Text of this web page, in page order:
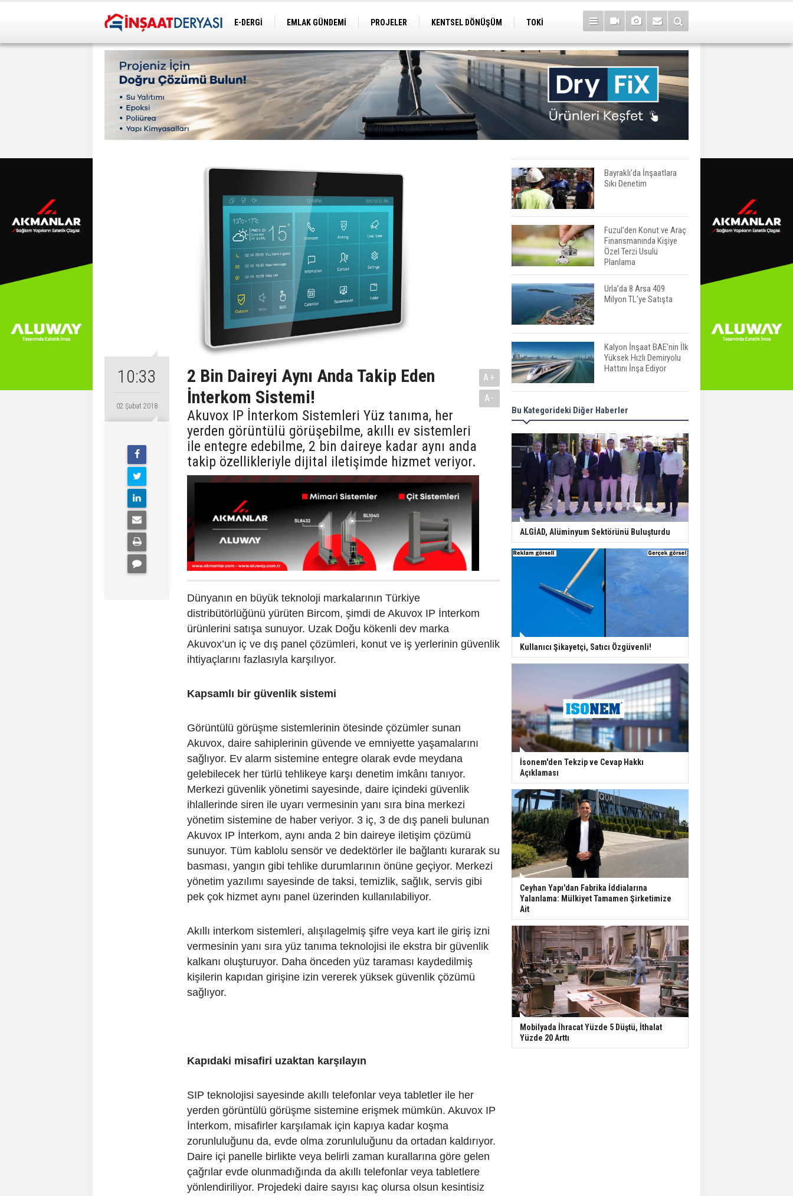
E-DERGİ EMLAK GÜNDEMİ PROJELER KENTSEL DÖNÜŞÜM
TOKİ
10:33
02 Şubat 2018
2 Bin Daireyi Aynı Anda Takip Eden
İnterkom Sistemi!
Akuvox IP İnterkom Sistemleri Yüz tanıma, her
yerden görüntülü görüşebilme, akıllı ev sistemleri
ile entegre edebilme, 2 bin daireye kadar aynı anda
takip özellikleriyle dijital iletişimde hizmet veriyor.
A+
A-
Dünyanın en büyük teknoloji markalarının Türkiye
distribütörlüğünü yürüten Bircom, şimdi de Akuvox IP İnterkom
ürünlerini satışa sunuyor. Uzak Doğu kökenli dev marka
Akuvox’un iç ve dış panel çözümleri, konut ve iş yerlerinin güvenlik
ihtiyaçlarını fazlasıyla karşılıyor.
Kapsamlı bir güvenlik sistemi
Görüntülü görüşme sistemlerinin ötesinde çözümler sunan
Akuvox, daire sahiplerinin güvende ve emniyette yaşamalarını
sağlıyor. Ev alarm sistemine entegre olarak evde meydana
gelebilecek her türlü tehlikeye karşı denetim imkânı tanıyor.
Merkezi güvenlik yönetimi sayesinde, daire içindeki güvenlik
ihlallerinde siren ile uyarı vermesinin yanı sıra bina merkezi
yönetim sistemine de haber veriyor. 3 iç, 3 de dış paneli bulunan
Akuvox IP İnterkom, aynı anda 2 bin daireye iletişim çözümü
sunuyor. Tüm kablolu sensör ve dedektörler ile bağlantı kurarak su
basması, yangın gibi tehlike durumlarının önüne geçiyor. Merkezi
yönetim yazılımı sayesinde de taksi, temizlik, sağlık, servis gibi
pek çok hizmet aynı panel üzerinden kullanılabiliyor.
Akıllı interkom sistemleri, alışılagelmiş şifre veya kart ile giriş izni
vermesinin yanı sıra yüz tanıma teknolojisi ile ekstra bir güvenlik
kalkanı oluşturuyor. Daha önceden yüz taraması kaydedilmiş
kişilerin kapıdan girişine izin vererek yüksek güvenlik çözümü
sağlıyor.
Kapıdaki misafiri uzaktan karşılayın
SIP teknolojisi sayesinde akıllı telefonlar veya tabletler ile her
yerden görüntülü görüşme sistemine erişmek mümkün. Akuvox IP
İnterkom, misafirler karşılamak için kapıya kadar koşma
zorunluluğunu da, evde olma zorunluluğunu da ortadan kaldırıyor.
Daire içi panelle birlikte veya belirli zaman kurallarına göre gelen
çağrılar evde olunmadığında da akıllı telefonlar veya tabletlere
yönlendiriliyor. Projedeki daire sayısı kaç olursa olsun kesintisiz
Bayraklı’da İnşaatlara
Sıkı Denetim
Fuzul’den Konut ve Araç
Finansmanında Kişiye
Özel Terzi Usulü
Planlama
Urla’da 8 Arsa 409
Milyon TL’ye Satışta
Kalyon İnşaat BAE'nin İlk
Yüksek Hızlı Demiryolu
Hattını İnşa Ediyor
ABD'de Konut Kredisi
Faizi Son Bir Yılın En
TOKİ 51 İlde 540 Konut
ve İş Yerini Satışa
Sunuyor
Yatırımcıların Bina Tercihi
Değişiyor: Dijital Altyapı
Öne Çıkıyor
TOKİ'nin Kiralık Sosyal
Konut Modeli Kiraları
Düşürür Mü?
İkinci El Konut Fiyatları
İspanya'da Bir Yılda
Yüzde 16,2 Arttı
Konut Satışları Güçlü
Seyrini Korudu Yabancıya
Satış Geriledi
Bu Kategorideki Diğer Haberler
ALGİAD, Alüminyum Sektörünü Buluşturdu
Kullanıcı Şikayetçi, Satıcı Özgüvenli!
İsonem'den Tekzip ve Cevap Hakkı
Açıklaması
Ceyhan Yapı'dan Fabrika İddialarına
Yalanlama: Mülkiyet Tamamen Şirketimize
Ait
Mobilyada İhracat Yüzde 5 Düştü, İthalat
Yüzde 20 Arttı